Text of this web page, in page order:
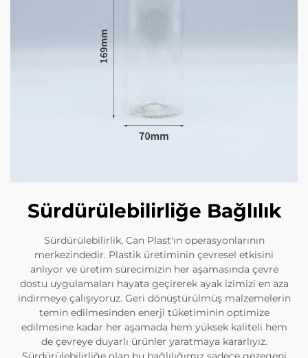
Sürdürülebilirliğe Bağlılık
Sürdürülebilirlik, Can Plast'ın operasyonlarının
merkezindedir. Plastik üretiminin çevresel etkisini
anlıyor ve üretim sürecimizin her aşamasında çevre
dostu uygulamaları hayata geçirerek ayak izimizi en aza
indirmeye çalışıyoruz. Geri dönüştürülmüş malzemelerin
temin edilmesinden enerji tüketiminin optimize
edilmesine kadar her aşamada hem yüksek kaliteli hem
de çevreye duyarlı ürünler yaratmaya kararlıyız.